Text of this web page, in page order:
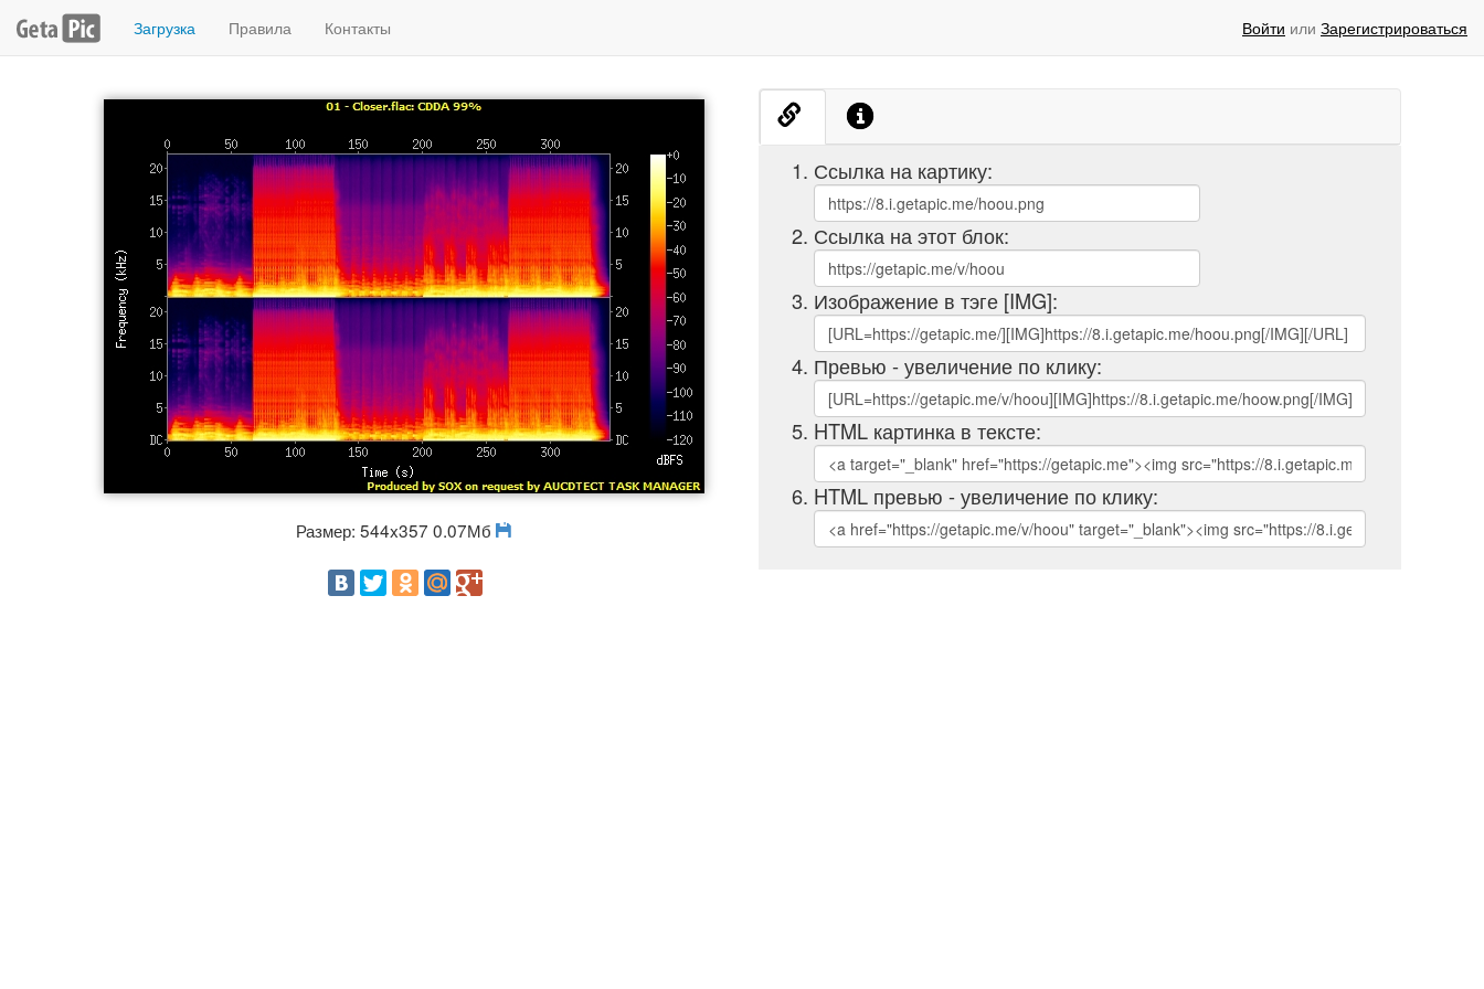
Загрузка Правила Контакты Войти или Зарегистрироваться
Размер: 544x357 0.07Мб
Ссылка на картику:
Ссылка на этот блок:
Изображение в тэге [IMG]:
Превью - увеличение по клику:
HTML картинка в тексте:
HTML превью - увеличение по клику: